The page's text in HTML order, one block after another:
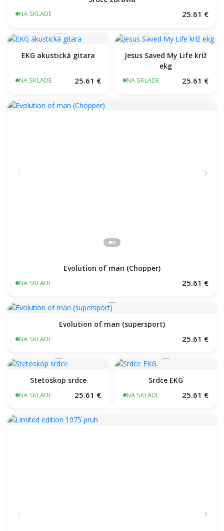
NA SKLADE 25.61 €
EKG akustická gitara
NA SKLADE 25.61 €
Jesus Saved My Life kríž
ekg
NA SKLADE 25.61 €
Evolution of man (Chopper)
NA SKLADE 25.61 €
Evolution of man (supersport)
NA SKLADE 25.61 €
Stetoskop srdce
NA SKLADE 25.61 €
Srdce EKG
NA SKLADE 25.61 €